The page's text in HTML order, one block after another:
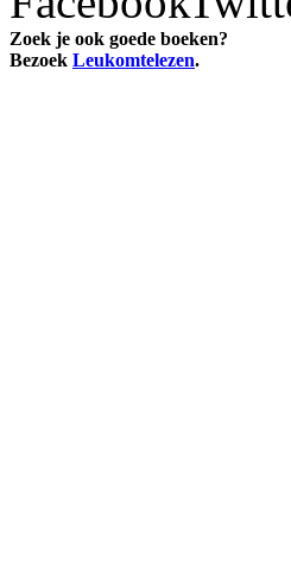
Zoek je ook goede boeken?
Bezoek Leukomtelezen.